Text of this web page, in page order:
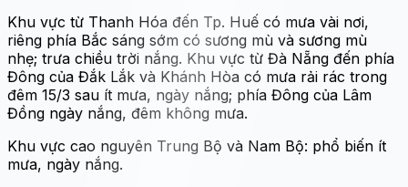
Khu vực từ Thanh Hóa đến Tp. Huế có mưa vài nơi,
riêng phía Bắc sáng sớm có sương mù và sương mù
nhẹ; trưa chiều trời nắng. Khu vực từ Đà Nẵng đến phía
Đông của Đắk Lắk và Khánh Hòa có mưa rải rác trong
đêm 15/3 sau ít mưa, ngày nắng; phía Đông của Lâm
Đồng ngày nắng, đêm không mưa.
Khu vực cao nguyên Trung Bộ và Nam Bộ: phổ biến ít
mưa, ngày nắng.